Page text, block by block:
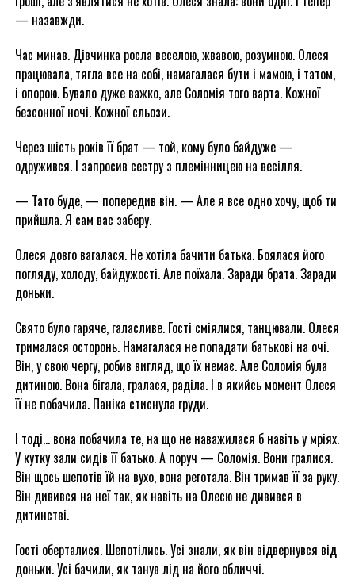
— назавжди.
Час минав. Дівчинка росла веселою, жвавою, розумною. Олеся
працювала, тягла все на собі, намагалася бути і мамою, і татом,
і опорою. Бувало дуже важко, але Соломія того варта. Кожної
безсонної ночі. Кожної сльози.
Через шість років її брат — той, кому було байдуже —
одружився. І запросив сестру з племінницею на весілля.
— Тато буде, — попередив він. — Але я все одно хочу, щоб ти
прийшла. Я сам вас заберу.
Олеся довго вагалася. Не хотіла бачити батька. Боялася його
погляду, холоду, байдужості. Але поїхала. Заради брата. Заради
доньки.
Свято було гаряче, галасливе. Гості сміялися, танцювали. Олеся
трималася осторонь. Намагалася не попадати батькові на очі.
Він, у свою чергу, робив вигляд, що їх немає. Але Соломія була
дитиною. Вона бігала, гралася, раділа. І в якийсь момент Олеся
її не побачила. Паніка стиснула груди.
І тоді… вона побачила те, на що не наважилася б навіть у мріях.
У кутку зали сидів її батько. А поруч — Соломія. Вони гралися.
Він щось шепотів їй на вухо, вона реготала. Він тримав її за руку.
Він дивився на неї так, як навіть на Олесю не дивився в
дитинстві.
Гості оберталися. Шепотілись. Усі знали, як він відвернувся від
доньки. Усі бачили, як танув лід на його обличчі.